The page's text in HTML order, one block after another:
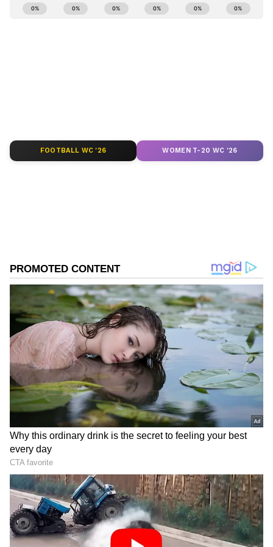
ಅವರಿಗೂ ನ್ಯಾಯ ಸಿಗುವಂತಾಗಿದೆ ಎಂದು ಹೇಳಿದರು.
Related Articles
ಇಂಧನ ಪೂರೈಕೆಯಲ್ಲಿ ಕೇಂದ್ರದಿಂದ ಕರ್ನಾಟಕಕ್ಕೆ
ತಾರತಮ್ಯ: ಸಚಿವ ಕೆ.ಎಚ್‌.ಮುನಿಯಪ್ಪ ಬೇಸರ
ಹಳ್ಳಿಯ ಜನರು ಅಡುಗೆಗೆ ಸೌದೆ ಬಳಸಿ - ನಗರ ಜನರು
ಎಲೆಕ್ಟ್ರಿಕ್‌ ಸ್ಟವ್ ಉಪಯೋಗಿಸಿ : ಮುನಿಯಪ್ಪ
ABOUT THE AUTHOR
DOWNLOAD APP
RECOMMENDED STORIES
ರೇಣುಕಾಸ್ವಾಮಿ ಕೇಸ್‌ನಲ್ಲಿ ಟ್ವಿಸ್ಟ್:
ವಿಜಯಪುರ ಉಪ ನೋಂದಣಿ
FOOTBALL WC '26 WOMEN T-20 WC '26